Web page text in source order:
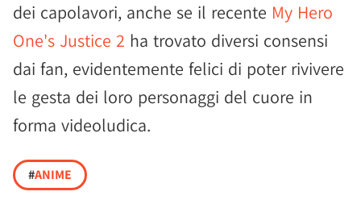
dei capolavori, anche se il recente My Hero
One's Justice 2 ha trovato diversi consensi
dai fan, evidentemente felici di poter rivivere
le gesta dei loro personaggi del cuore in
forma videoludica.
#ANIME